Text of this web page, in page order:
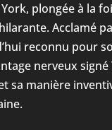
plongée à la
Acclamé
reconnu pour
nerveux signé
sa manière